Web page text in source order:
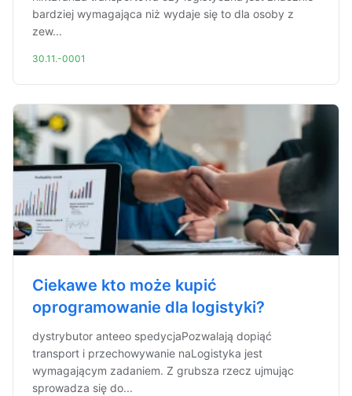
bardziej wymagająca niż wydaje się to dla osoby z
zew...
30.11.-0001
Ciekawe kto może kupić
oprogramowanie dla logistyki?
dystrybutor anteeo spedycjaPozwalają dopiąć
transport i przechowywanie naLogistyka jest
wymagającym zadaniem. Z grubsza rzecz ujmując
sprowadza się do...